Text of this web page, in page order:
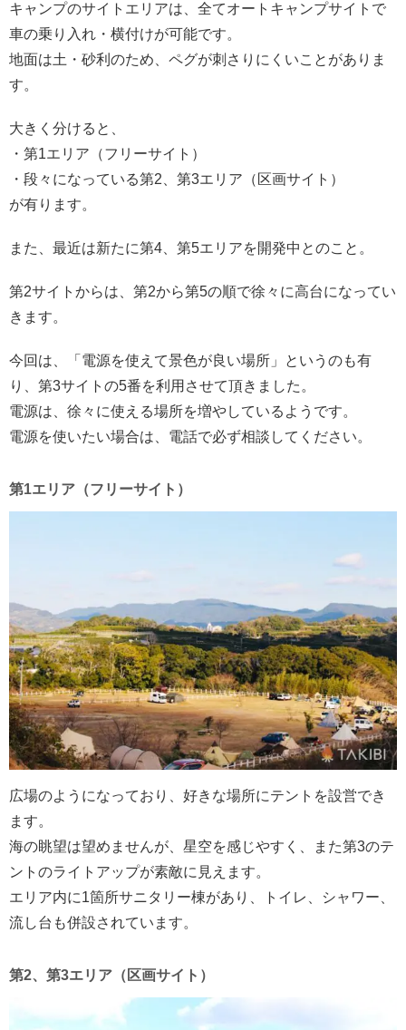
キャンプのサイトエリアは、全てオートキャンプサイトで
車の乗り入れ・横付けが可能です。
地面は土・砂利のため、ペグが刺さりにくいことがありま
す。
大きく分けると、
・第1エリア（フリーサイト）
・段々になっている第2、第3エリア（区画サイト）
が有ります。
また、最近は新たに第4、第5エリアを開発中とのこと。
第2サイトからは、第2から第5の順で徐々に高台になってい
きます。
今回は、「電源を使えて景色が良い場所」というのも有
り、第3サイトの5番を利用させて頂きました。
電源は、徐々に使える場所を増やしているようです。
電源を使いたい場合は、電話で必ず相談してください。
第1エリア（フリーサイト）
広場のようになっており、好きな場所にテントを設営でき
ます。
海の眺望は望めませんが、星空を感じやすく、また第3のテ
ントのライトアップが素敵に見えます。
エリア内に1箇所サニタリー棟があり、トイレ、シャワー、
流し台も併設されています。
第2、第3エリア（区画サイト）